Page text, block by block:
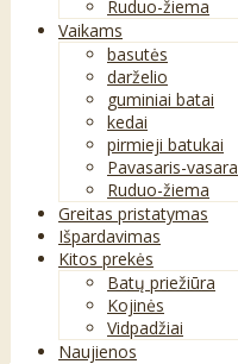
Ruduo-žiema
Vaikams
basutės
darželio
guminiai batai
kedai
pirmieji batukai
Pavasaris-vasara
Ruduo-žiema
Greitas pristatymas
Išpardavimas
Kitos prekės
Batų priežiūra
Kojinės
Vidpadžiai
Naujienos